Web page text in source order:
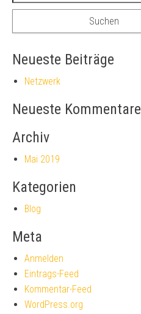
Neueste Beiträge
Netzwerk
Neueste Kommentare
Archiv
Mai 2019
Kategorien
Blog
Meta
Anmelden
Eintrags-Feed
Kommentar-Feed
WordPress.org